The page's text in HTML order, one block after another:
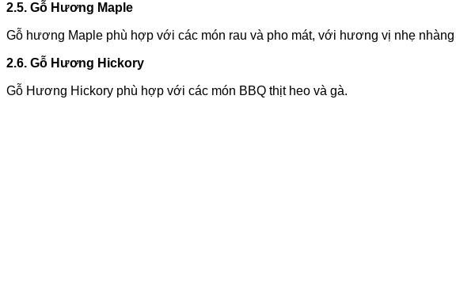
2.5. Gỗ Hương Maple
Gỗ hương Maple phù hợp với các món rau và pho mát, với hương vị nhẹ nhàng
2.6. Gỗ Hương Hickory
Gỗ Hương Hickory phù hợp với các món BBQ thịt heo và gà.